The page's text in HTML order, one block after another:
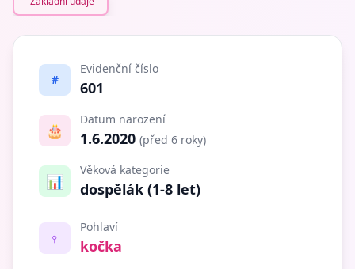
#
Evidenční číslo
601
🎂
Datum narození
1.6.2020 (před 6 roky)
📊
Věková kategorie
dospělák (1-8 let)
♀️
Pohlaví
kočka